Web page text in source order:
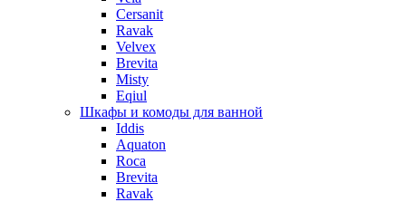
Cersanit
Ravak
Velvex
Brevita
Misty
Eqiul
Шкафы и комоды для ванной
Iddis
Aquaton
Roca
Brevita
Ravak